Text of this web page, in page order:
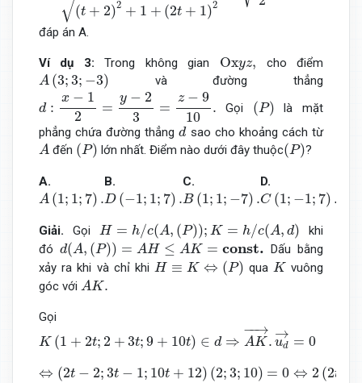
√(t + 2)2 + 1 + (2t + 1)2
đáp án A.
Ví dụ 3:Trong không gian Oxyz,
Oxyz, cho điểm
A (3;3; −3)
A 3;3;− và đường thẳng
d :
x − 1
2
=
y − 2
3
=
z − 9
10
.
x −1 2 =y 2 = 9
Gọi (P)
(P)
là mặt
phẳng chứa đường thẳngd
dsao cho khoảng cách từ
A
A đến (P)
(P) lớn nhất. Điểm nào dưới đây thuộc(P)
(P) ?
A.
A (1; 1; 7) .
A 1; ;7 ).
B.
D (−1; 1; 7) .
D( − ;1 7 .
C.
B (1; 1; −7) .
B( 1; ;− .
D.
C (1; −1; 7) .
C( 1; 7 .
Giải.GọiH = h/c(A, (P)); K = h/c(A, d)
H= c A ( P );K=h c( )
khi
đód(A, (P)) = AH ≤ AK = const.
d( A,( P))=A ≤AK= con st.
Dấu bằng
xảy ra khi và chỉ khiH ≡ K ⇔ (P)
H≡K ⇔( P ) quaK
K vuông
góc với AK.
A K.
Gọi
K (1 + 2t; 2 + 3t; 9 + 10t) ∈ d ⇒
−
−→
AK . →
ud = 0
K(1 →=0
⇔ (2t − 2;3t − 1; 10t + 12) (2;3; 10) = 0 ⇔ 2 (2t
⇔ 2t− 3t −1 10t +12) 2 ;3;10)= 0 ⇔2( −2 ) + 3( 3t−